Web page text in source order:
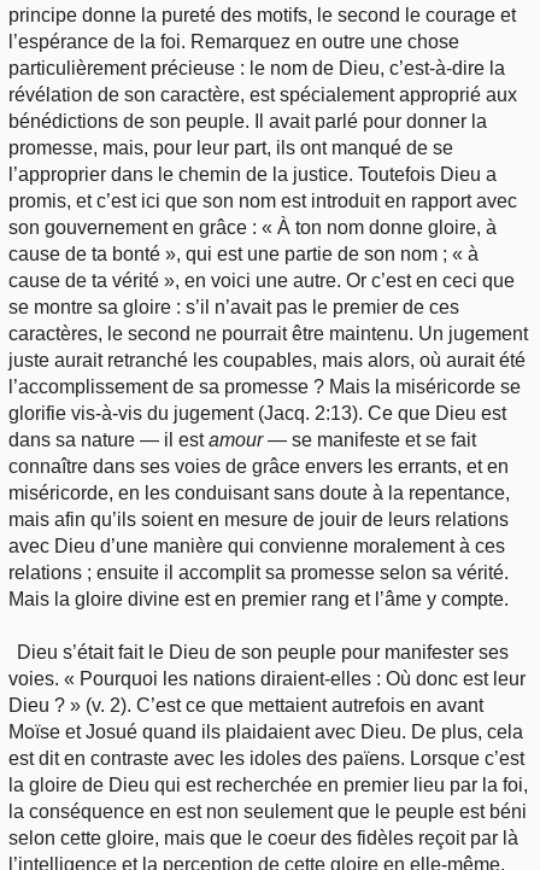
principe donne la pureté des motifs, le second le courage et
l’espérance de la foi. Remarquez en outre une chose
particulièrement précieuse : le nom de Dieu, c’est-à-dire la
révélation de son caractère, est spécialement approprié aux
bénédictions de son peuple. Il avait parlé pour donner la
promesse, mais, pour leur part, ils ont manqué de se
l’approprier dans le chemin de la justice. Toutefois Dieu a
promis, et c’est ici que son nom est introduit en rapport avec
son gouvernement en grâce : « À ton nom donne gloire, à
cause de ta bonté », qui est une partie de son nom ; « à
cause de ta vérité », en voici une autre. Or c’est en ceci que
se montre sa gloire : s’il n’avait pas le premier de ces
caractères, le second ne pourrait être maintenu. Un jugement
juste aurait retranché les coupables, mais alors, où aurait été
l’accomplissement de sa promesse ? Mais la miséricorde se
glorifie vis-à-vis du jugement (Jacq. 2:13). Ce que Dieu est
dans sa nature — il estamour— se manifeste et se fait
connaître dans ses voies de grâce envers les errants, et en
miséricorde, en les conduisant sans doute à la repentance,
mais afin qu’ils soient en mesure de jouir de leurs relations
avec Dieu d’une manière qui convienne moralement à ces
relations ; ensuite il accomplit sa promesse selon sa vérité.
Mais la gloire divine est en premier rang et l’âme y compte.
Dieu s’était fait le Dieu de son peuple pour manifester ses
voies. « Pourquoi les nations diraient-elles : Où donc est leur
Dieu ? » (v. 2). C’est ce que mettaient autrefois en avant
Moïse et Josué quand ils plaidaient avec Dieu. De plus, cela
est dit en contraste avec les idoles des païens. Lorsque c’est
la gloire de Dieu qui est recherchée en premier lieu par la foi,
la conséquence en est non seulement que le peuple est béni
selon cette gloire, mais que le coeur des fidèles reçoit par là
l’intelligence et la perception de cette gloire en elle-même.